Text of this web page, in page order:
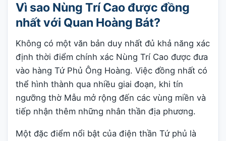
Vì sao Nùng Trí Cao được đồng
nhất với Quan Hoàng Bát?
Không có một văn bản duy nhất đủ khả năng xác
định thời điểm chính xác Nùng Trí Cao được đưa
vào hàng Tứ Phủ Ông Hoàng. Việc đồng nhất có
thể hình thành qua nhiều giai đoạn, khi tín
ngưỡng thờ Mẫu mở rộng đến các vùng miền và
tiếp nhận thêm những nhân thần địa phương.
Một đặc điểm nổi bật của điện thần Tứ phủ là